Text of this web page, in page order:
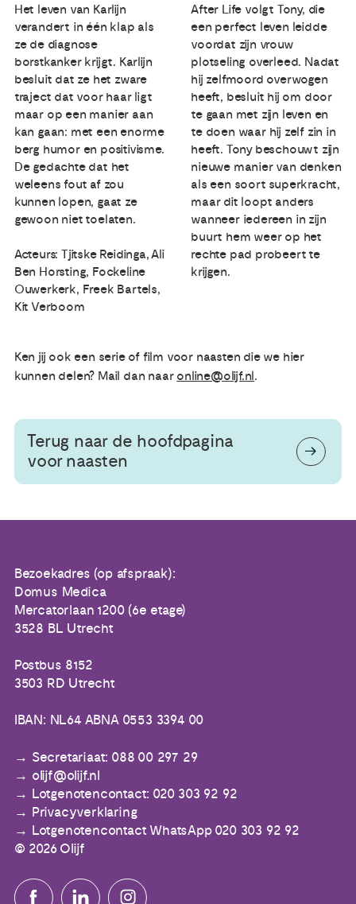
Het leven van Karlijn
verandert in één klap als
ze de diagnose
borstkanker krijgt. Karlijn
besluit dat ze het zware
traject dat voor haar ligt
maar op een manier aan
kan gaan: met een enorme
berg humor en positivisme.
De gedachte dat het
weleens fout af zou
kunnen lopen, gaat ze
gewoon niet toelaten.
Acteurs: Tjitske Reidinga, Ali
Ben Horsting, Fockeline
Ouwerkerk, Freek Bartels,
Kit Verboom
After Life volgt Tony, die
een perfect leven leidde
voordat zijn vrouw
plotseling overleed. Nadat
hij zelfmoord overwogen
heeft, besluit hij om door
te gaan met zijn leven en
te doen waar hij zelf zin in
heeft. Tony beschouwt zijn
nieuwe manier van denken
als een soort superkracht,
maar dit loopt anders
wanneer iedereen in zijn
buurt hem weer op het
rechte pad probeert te
krijgen.
Ken jij ook een serie of film voor naasten die we hier
kunnen delen? Mail dan naar online@olijf.nl.
Terug naar de hoofdpagina
voor naasten
Bezoekadres (op afspraak):
Domus Medica
Mercatorlaan 1200 (6e etage)
3528 BL Utrecht
Postbus 8152
3503 RD Utrecht
IBAN: NL64 ABNA 0553 3394 00
Secretariaat: 088 00 297 29
olijf@olijf.nl
Lotgenotencontact: 020 303 92 92
Privacyverklaring
Lotgenotencontact WhatsApp 020 303 92 92
© 2026 Olijf